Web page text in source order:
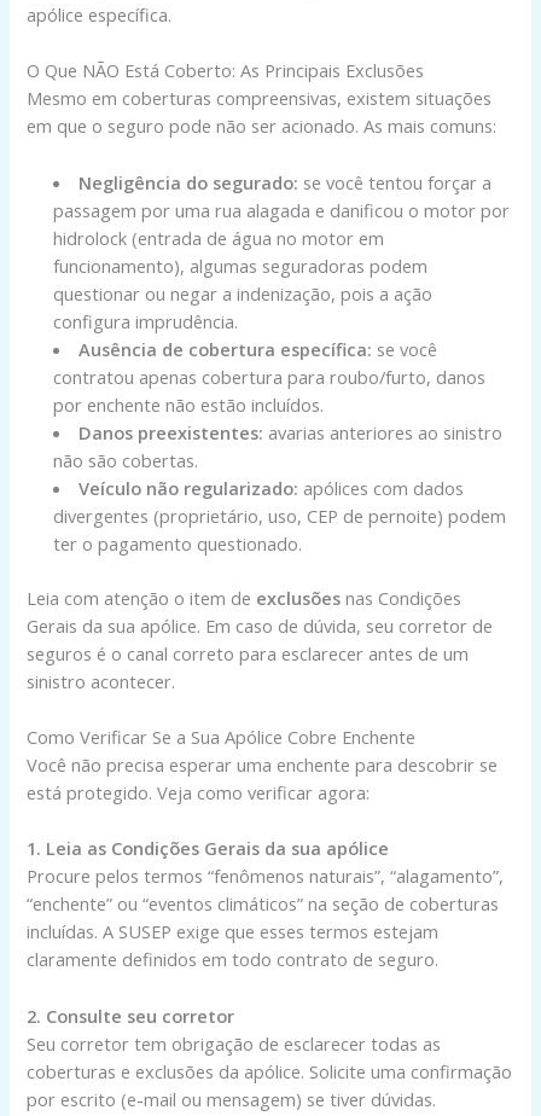
apólice específica.
O Que NÃO Está Coberto: As Principais Exclusões
Mesmo em coberturas compreensivas, existem situações
em que o seguro pode não ser acionado. As mais comuns:
Negligência do segurado: se você tentou forçar a
passagem por uma rua alagada e danificou o motor por
hidrolock (entrada de água no motor em
funcionamento), algumas seguradoras podem
questionar ou negar a indenização, pois a ação
configura imprudência.
Ausência de cobertura específica: se você
contratou apenas cobertura para roubo/furto, danos
por enchente não estão incluídos.
Danos preexistentes: avarias anteriores ao sinistro
não são cobertas.
Veículo não regularizado: apólices com dados
divergentes (proprietário, uso, CEP de pernoite) podem
ter o pagamento questionado.
Leia com atenção o item de exclusões nas Condições
Gerais da sua apólice. Em caso de dúvida, seu corretor de
seguros é o canal correto para esclarecer antes de um
sinistro acontecer.
Como Verificar Se a Sua Apólice Cobre Enchente
Você não precisa esperar uma enchente para descobrir se
está protegido. Veja como verificar agora:
1. Leia as Condições Gerais da sua apólice
Procure pelos termos “fenômenos naturais”, “alagamento”,
“enchente” ou “eventos climáticos” na seção de coberturas
incluídas. A SUSEP exige que esses termos estejam
claramente definidos em todo contrato de seguro.
2. Consulte seu corretor
Seu corretor tem obrigação de esclarecer todas as
coberturas e exclusões da apólice. Solicite uma confirmação
por escrito (e-mail ou mensagem) se tiver dúvidas.